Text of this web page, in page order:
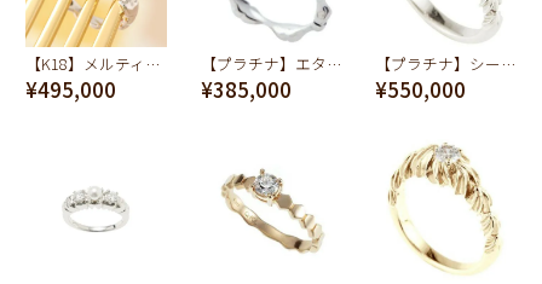
【K18】メルティーチョコレートダイヤモンド リング【オーダージュエリー】【受注予約】
¥495,000
【プラチナ】エターナル ボーン ダイヤモンド リング【オーダージュエリー】【受注予約】
¥385,000
【プラチナ】シークレットシュガー&ホイップ ルビー リング【オーダージュエリー】【受注予約】
¥550,000